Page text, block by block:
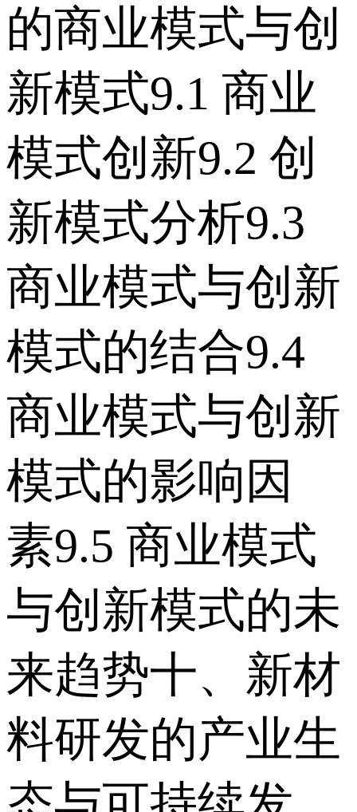
的商业模式与创
新模式 9.1 商业
模式创新 9.2 创
新模式分析 9.3
商业模式与创新
模式的结合 9.4
商业模式与创新
模式的影响因
素 9.5 商业模式
与创新模式的未
来趋势 十、新材
料研发的产业生